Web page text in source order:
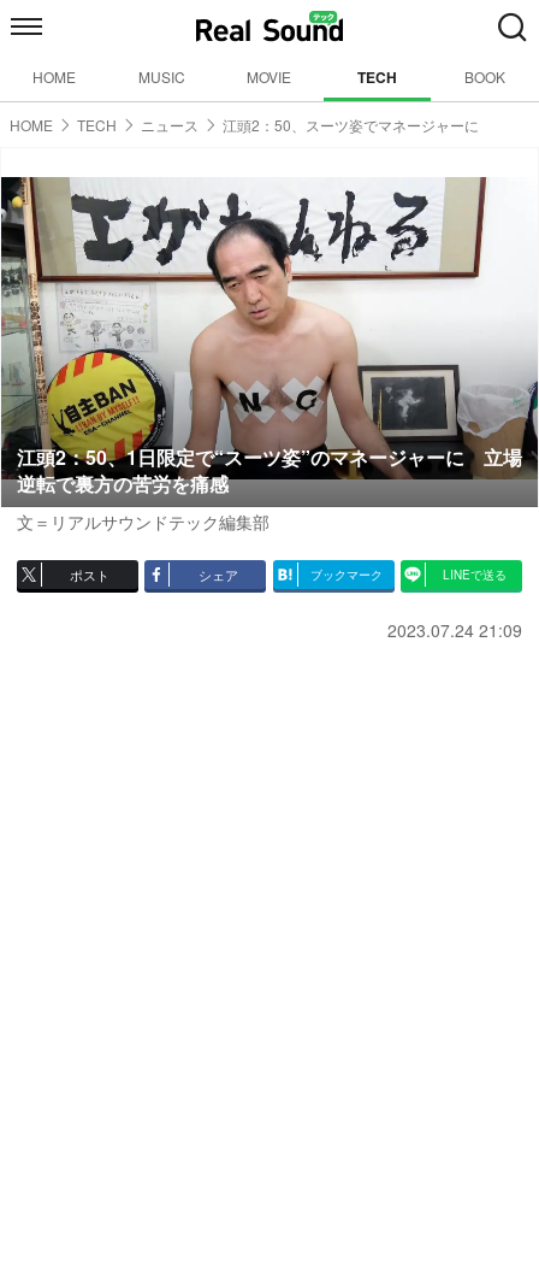
HOME MUSIC MOVIE TECH BOOK
HOME TECH ニュース 江頭2：50、スーツ姿でマネージャーに
江頭2：50、1日限定で“スーツ姿”のマネージャーに 立場
逆転で裏方の苦労を痛感
文＝リアルサウンドテック編集部
ポスト シェア ブックマーク LINEで送る
2023.07.24 21:09